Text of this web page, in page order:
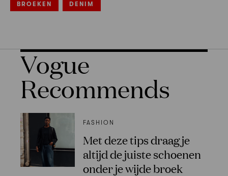
BROEKEN DENIM
Vogue
Recommends
FASHION
Met deze tips draag je
altijd de juiste schoenen
onder je wijde broek